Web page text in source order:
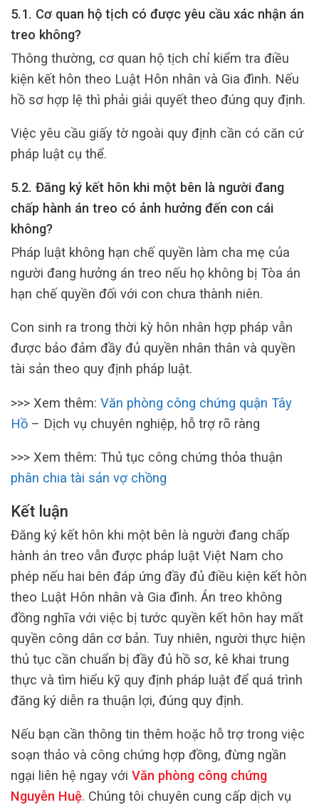
5.1. Cơ quan hộ tịch có được yêu cầu xác nhận án
treo không?
Thông thường, cơ quan hộ tịch chỉ kiểm tra điều
kiện kết hôn theo Luật Hôn nhân và Gia đình. Nếu
hồ sơ hợp lệ thì phải giải quyết theo đúng quy định.
Việc yêu cầu giấy tờ ngoài quy định cần có căn cứ
pháp luật cụ thể.
5.2. Đăng ký kết hôn khi một bên là người đang
chấp hành án treo có ảnh hưởng đến con cái
không?
Pháp luật không hạn chế quyền làm cha mẹ của
người đang hưởng án treo nếu họ không bị Tòa án
hạn chế quyền đối với con chưa thành niên.
Con sinh ra trong thời kỳ hôn nhân hợp pháp vẫn
được bảo đảm đầy đủ quyền nhân thân và quyền
tài sản theo quy định pháp luật.
>>> Xem thêm: Văn phòng công chứng quận Tây
Hồ – Dịch vụ chuyên nghiệp, hỗ trợ rõ ràng
>>> Xem thêm: Thủ tục công chứng thỏa thuận
phân chia tài sản vợ chồng
Kết luận
Đăng ký kết hôn khi một bên là người đang chấp
hành án treo vẫn được pháp luật Việt Nam cho
phép nếu hai bên đáp ứng đầy đủ điều kiện kết hôn
theo Luật Hôn nhân và Gia đình. Án treo không
đồng nghĩa với việc bị tước quyền kết hôn hay mất
quyền công dân cơ bản. Tuy nhiên, người thực hiện
thủ tục cần chuẩn bị đầy đủ hồ sơ, kê khai trung
thực và tìm hiểu kỹ quy định pháp luật để quá trình
đăng ký diễn ra thuận lợi, đúng quy định.
Nếu bạn cần thông tin thêm hoặc hỗ trợ trong việc
soạn thảo và công chứng hợp đồng, đừng ngần
ngại liên hệ ngay với Văn phòng công chứng
Nguyễn Huệ. Chúng tôi chuyên cung cấp dịch vụ